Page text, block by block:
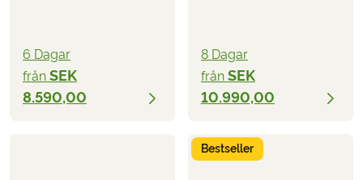
6 Dagar
från SEK
8.590,00
8 Dagar
från SEK
10.990,00
Bestseller